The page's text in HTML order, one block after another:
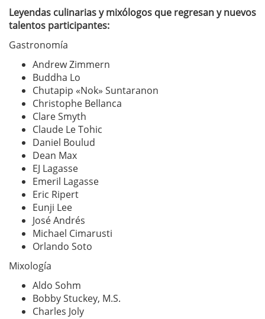
Leyendas culinarias y mixólogos que regresan y nuevos
talentos participantes:
Gastronomía
Andrew Zimmern
Buddha Lo
Chutapip «Nok» Suntaranon
Christophe Bellanca
Clare Smyth
Claude Le Tohic
Daniel Boulud
Dean Max
EJ Lagasse
Emeril Lagasse
Eric Ripert
Eunji Lee
José Andrés
Michael Cimarusti
Orlando Soto
Mixología
Aldo Sohm
Bobby Stuckey, M.S.
Charles Joly